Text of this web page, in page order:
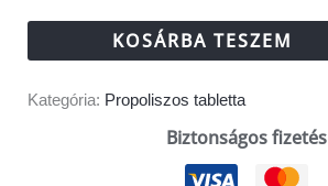
KOSÁRBA TESZEM
Kategória: Propoliszos tabletta
Biztonságos fizetés